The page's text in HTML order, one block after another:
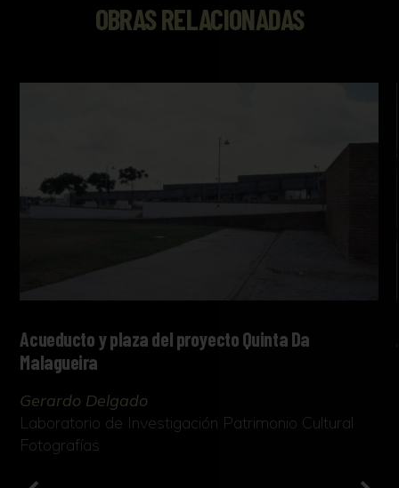
OBRAS RELACIONADAS
Acueducto y plaza del proyecto Quinta Da
Malagueira
Gerardo Delgado
Laboratorio de Investigación Patrimonio Cultural
Fotografías